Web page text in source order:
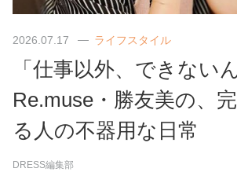
2026.07.17 ライフスタイル
「仕事以外、できない
Re.muse・勝友美の、
る人の不器用な日常
DRESS編集部